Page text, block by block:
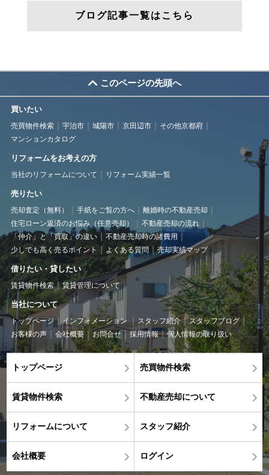
ブログ記事一覧はこちら
このページの先頭へ
買いたい
売買物件検索 宇治市 城陽市 京田辺市
その他京都府
マンションカタログ
リフォームをお考えの方
当社のリフォームについて リフォーム実績一覧
売りたい
売却査定（無料） 手紙をご覧の方へ
離婚時の不動産売却
住宅ローン返済のお悩み（任意売却）
不動産売却の流れ
「仲介」と「買取」の違い
不動産売却時の諸費用
少しでも高く売るポイント
よくある質問 売却実績マップ
借りたい・貸したい
賃貸物件検索 賃貸管理について
当社について
トップページ インフォメーション スタッフ紹介
スタッフブログ
お客様の声
会社概要 お問合せ 採用情報 個人情報の取り扱い
トップページ 売買物件検索
賃貸物件検索 不動産売却について
リフォームについて スタッフ紹介
会社概要 ログイン